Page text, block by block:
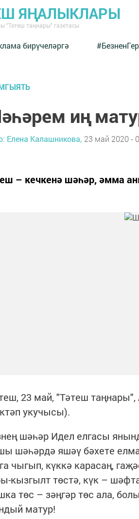
ЯҢАЛЫКЛАРЫ
"Тәтеш таңнары" газетасы
бирүчеләргә
иң
Елена Калашникова, 23 май 2020 -
– кечкенә шәһәр, әмма
23 май, "Тәтеш таңнары",
укучысы).
шәһәр Идел елгасы
шәһәрдә яшәү бәхете
чыгып, күккә карасаң,
кызгылт төстә, күк –
төс – зәңгәр төс ала,
матур!